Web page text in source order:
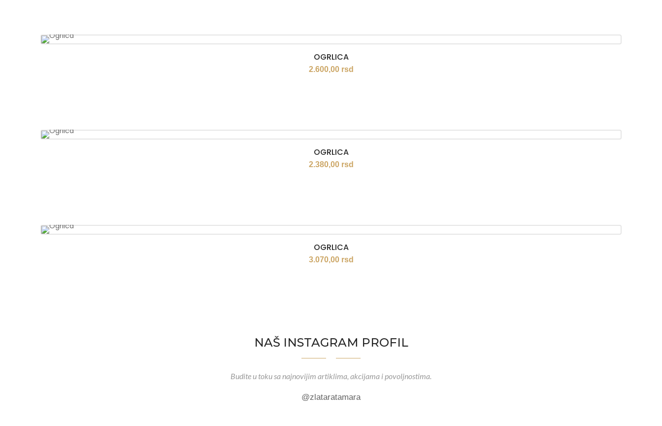
OGRLICA
2.600,00 rsd
OGRLICA
2.380,00 rsd
OGRLICA
3.070,00 rsd
NAŠ INSTAGRAM PROFIL
Budite u toku sa najnovijim artiklima, akcijama i povoljnostima.
@zlataratamara